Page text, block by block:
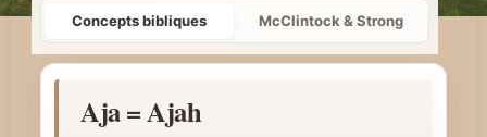
h
e
c
Concepts bibliques McClintock & Strong
Aja = Ajah